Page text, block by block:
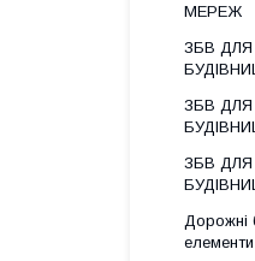
МЕРЕЖ
ЗБВ ДЛЯ
ЗБВ
ЗБВ ДЛЯ
Дорожні